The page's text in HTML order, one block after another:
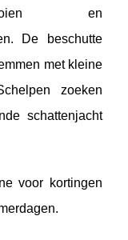
en
De beschutte
met kleine
zoeken
schattenjacht
voor kortingen